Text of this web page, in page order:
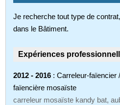
Je recherche tout type de
dans le Bâtiment.
Expériences
2012 - 2016 : Carreleur-faïencier
faïencière mosaïste
carreleur mosaïste kandy bat,